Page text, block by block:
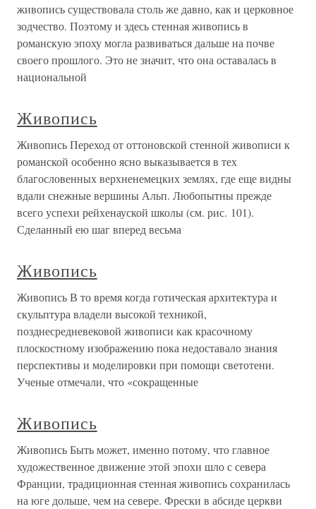
живопись существовала столь же давно, как и церковное
зодчество. Поэтому и здесь стенная живопись в
романскую эпоху могла развиваться дальше на почве
своего прошлого. Это не значит, что она оставалась в
национальной
Живопись
Живопись Переход от оттоновской стенной живописи к
романской особенно ясно выказывается в тех
благословенных верхненемецких землях, где еще видны
вдали снежные вершины Альп. Любопытны прежде
всего успехи рейхенауской школы (см. рис. 101).
Сделанный ею шаг вперед весьма
Живопись
Живопись В то время когда готическая архитектура и
скульптура владели высокой техникой,
позднесредневековой живописи как красочному
плоскостному изображению пока недоставало знания
перспективы и моделировки при помощи светотени.
Ученые отмечали, что «сокращенные
Живопись
Живопись Быть может, именно потому, что главное
художественное движение этой эпохи шло с севера
Франции, традиционная стенная живопись сохранилась
на юге дольше, чем на севере. Фрески в абсиде церкви